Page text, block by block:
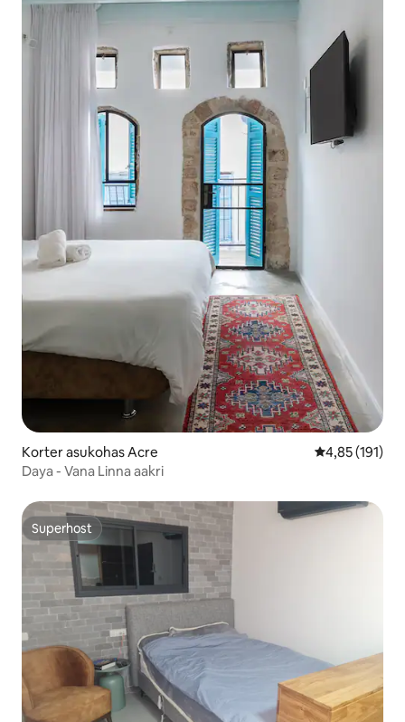
Korter asukohas Acre Keskmine
4,85 (191)
Daya - Vana Linna aakri
Superhost
Superhost